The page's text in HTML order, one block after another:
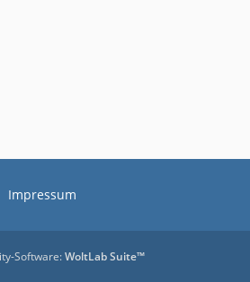
Impressum
Software:WoltLab Suite™